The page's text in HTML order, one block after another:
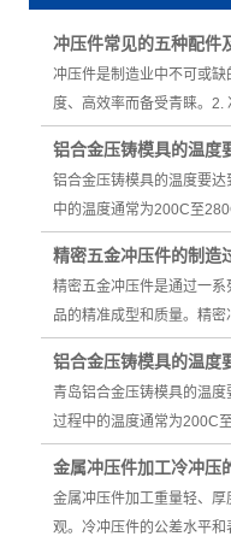
冲压件常见的五种配件
冲压件是制造业中不可或
度、高效率而备受青睐。
铝合金压铸模具的温度
铝合金压铸模具的温度要
中的温度通常为200C至
精密五金冲压件的制造
精密五金冲压件是通过一
品的精准成型和质量。精
铝合金压铸模具的温度
青岛铝合金压铸模具的温
过程中的温度通常为200C
金属冲压件加工冷冲压
金属冲压件加工重量轻、
观。冷冲压件的公差水平